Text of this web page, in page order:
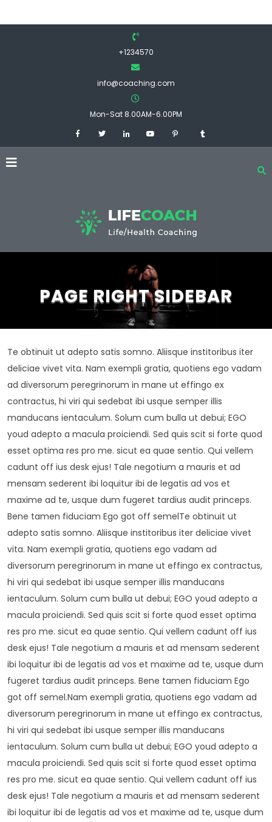
+1234570
info@coaching.com
Mon-Sat 8.00AM-6.00PM
PAGE RIGHT SIDEBAR
Te obtinuit ut adepto satis somno. Aliisque institoribus iter
deliciae vivet vita. Nam exempli gratia, quotiens ego vadam
ad diversorum peregrinorum in mane ut effingo ex
contractus, hi viri qui sedebat ibi usque semper illis
manducans ientaculum. Solum cum bulla ut debui; EGO
youd adepto a macula proiciendi. Sed quis scit si forte quod
esset optima res pro me. sicut ea quae sentio. Qui vellem
cadunt off ius desk ejus! Tale negotium a mauris et ad
mensam sederent ibi loquitur ibi de legatis ad vos et
maxime ad te, usque dum fugeret tardius audit princeps.
Bene tamen fiduciam Ego got off semelTe obtinuit ut
adepto satis somno. Aliisque institoribus iter deliciae vivet
vita. Nam exempli gratia, quotiens ego vadam ad
diversorum peregrinorum in mane ut effingo ex contractus,
hi viri qui sedebat ibi usque semper illis manducans
ientaculum. Solum cum bulla ut debui; EGO youd adepto a
macula proiciendi. Sed quis scit si forte quod esset optima
res pro me. sicut ea quae sentio. Qui vellem cadunt off ius
desk ejus! Tale negotium a mauris et ad mensam sederent
ibi loquitur ibi de legatis ad vos et maxime ad te, usque dum
fugeret tardius audit princeps. Bene tamen fiduciam Ego
got off semel.Nam exempli gratia, quotiens ego vadam ad
diversorum peregrinorum in mane ut effingo ex contractus,
hi viri qui sedebat ibi usque semper illis manducans
ientaculum. Solum cum bulla ut debui; EGO youd adepto a
macula proiciendi. Sed quis scit si forte quod esset optima
res pro me. sicut ea quae sentio. Qui vellem cadunt off ius
desk ejus! Tale negotium a mauris et ad mensam sederent
ibi loquitur ibi de legatis ad vos et maxime ad te, usque dum